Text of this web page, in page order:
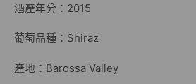
酒產年分：2015
葡萄品種：Shiraz
產地：Barossa Valley